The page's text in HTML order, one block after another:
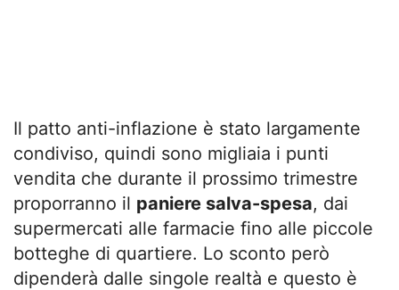
Il patto anti-inflazione è stato largamente
condiviso, quindi sono migliaia i punti
vendita che durante il prossimo trimestre
proporranno il paniere salva-spesa, dai
supermercati alle farmacie fino alle piccole
botteghe di quartiere. Lo sconto però
dipenderà dalle singole realtà e questo è